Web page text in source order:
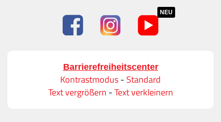
NEU
Barrierefreiheitscenter
Kontrastmodus- Standard
Text vergrößern -Text verkleinern